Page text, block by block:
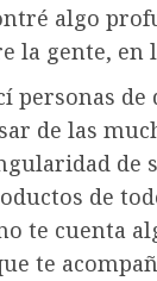
algo
la gente,
personas
de las
de
de
te cuenta
te